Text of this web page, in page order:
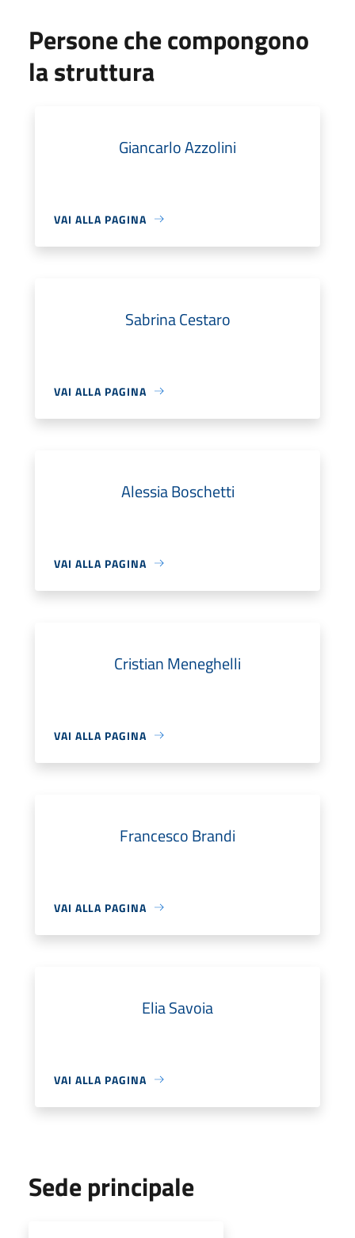
Persone che compongono
la struttura
Giancarlo Azzolini
VAI ALLA PAGINA
Sabrina Cestaro
VAI ALLA PAGINA
Alessia Boschetti
VAI ALLA PAGINA
Cristian Meneghelli
VAI ALLA PAGINA
Francesco Brandi
VAI ALLA PAGINA
Elia Savoia
VAI ALLA PAGINA
Sede principale